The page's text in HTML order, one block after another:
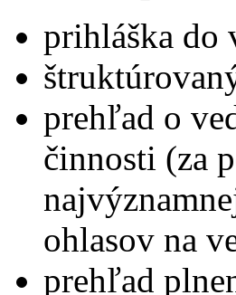
prihláška do
prehľad o
činnosti (za
ohlasov na
prehľad